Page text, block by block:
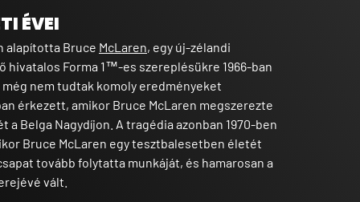
ÉVEI
alapította Bruce McLaren, egy új-zélandi
hivatalos Forma 1™-es szereplésükre 1966-ban
nem tudtak komoly eredményeket
érkezett, amikor Bruce McLaren megszerezte
a Belga Nagydíjon. A tragédia azonban 1970-ben
Bruce McLaren egy tesztbalesetben életét
tovább folytatta munkáját, és hamarosan a
vált.